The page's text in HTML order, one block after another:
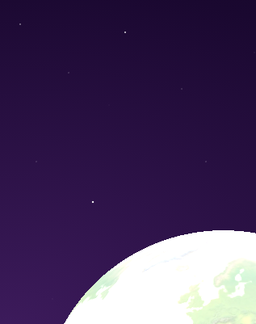
- Conservation Nature